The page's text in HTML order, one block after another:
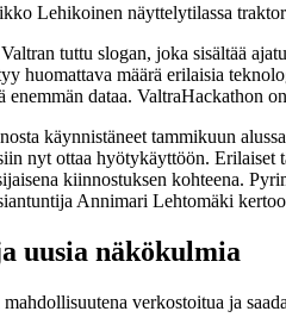
tuttu slogan, joka sisältää
huomattava määrä erilaisia
enemmän dataa.
käynnistäneet tammikuun
nyt ottaa hyötykäyttöön.
kiinnostuksen kohteena.
Annimari Lehtomäki
uusia näkökulmia
verkostoitua ja